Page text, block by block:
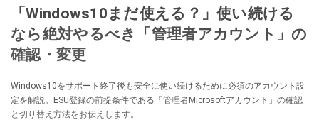
「Windows10まだ使える？」使い続ける
なら絶対やるべき「管理者アカウント」の
確認・変更
Windows10をサポート終了後も安全に使い続けるために必須のアカウント設
定を解説。ESU登録の前提条件である「管理者Microsoftアカウント」の確認
と切り替え方法をお伝えします。